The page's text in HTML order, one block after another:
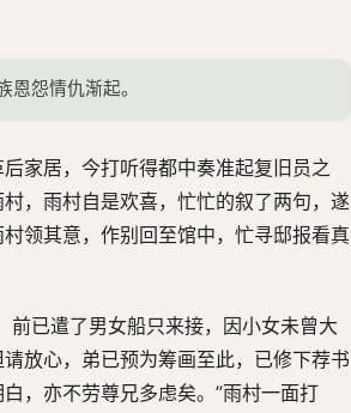
怨情仇渐起。
家居，今打听得都中奏准起复旧员之
，雨村自是欢喜，忙忙的叙了两句，遂
领其意，作别回至馆中，忙寻邸报看真
前已遣了男女船只来接，因小女未曾大
放心，弟已预为筹画至此，已修下荐书
，亦不劳尊兄多虑矣。”雨村一面打